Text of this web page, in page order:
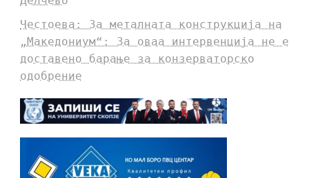
Честоева: За металната конструкција на
„Македониум“: За оваа интервенција не е
доставено барање за конзерваторско
одобрение